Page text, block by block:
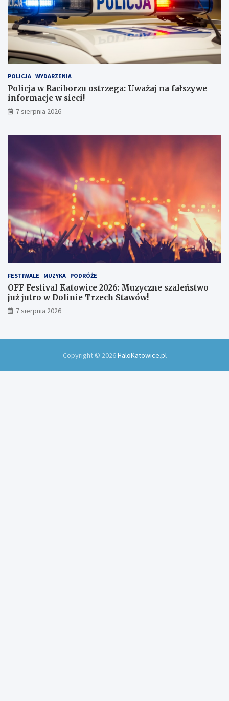
POLICJA WYDARZENIA
Policja w Raciborzu ostrzega: Uważaj na fałszywe
informacje w sieci!
7 sierpnia 2026
FESTIWALE MUZYKA PODRÓŻE
OFF Festival Katowice 2026: Muzyczne szaleństwo
już jutro w Dolinie Trzech Stawów!
7 sierpnia 2026
Copyright © 2026HaloKatowice.pl